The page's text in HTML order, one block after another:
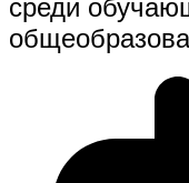
среди